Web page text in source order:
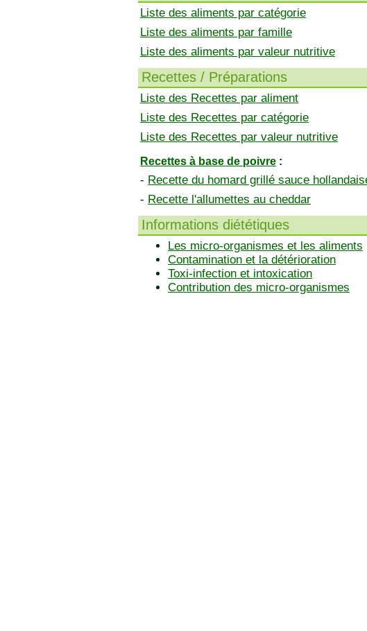
Liste des aliments par catégorie
Liste des aliments par famille
Liste des aliments par valeur nutritive
Recettes / Préparations
Liste des Recettes par aliment
Liste des Recettes par catégorie
Liste des Recettes par valeur nutritive
Recettes à base de poivre :
- Recette du homard grillé sauce
- Recette l'allumettes au cheddar
Informations diététiques
Les micro-organismes et les aliments
Contamination et la détérioration
Toxi-infection et intoxication
Contribution des micro-organismes